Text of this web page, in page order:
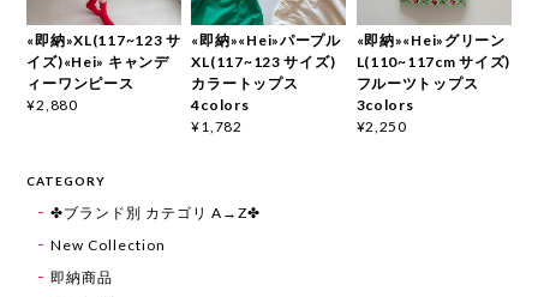
«即納»XL(117~123 サ
イズ)«Hei» キャンデ
ィーワンピース
¥2,880
«即納»«Hei»パープル
XL(117~123 サイズ)
カラートップス
4colors
¥1,782
«即納»«Hei»グリーン
L(110~117cm サイズ)
フルーツトップス
3colors
¥2,250
CATEGORY
✤ブランド別 カテゴリ A→Z✤
New Collection
即納商品